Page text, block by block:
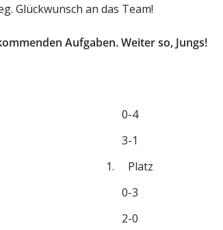
Glückwunsch an das Team!
Aufgaben. Weiter so, Jungs!
0-4
3-1
1. Platz
0-3
2-0